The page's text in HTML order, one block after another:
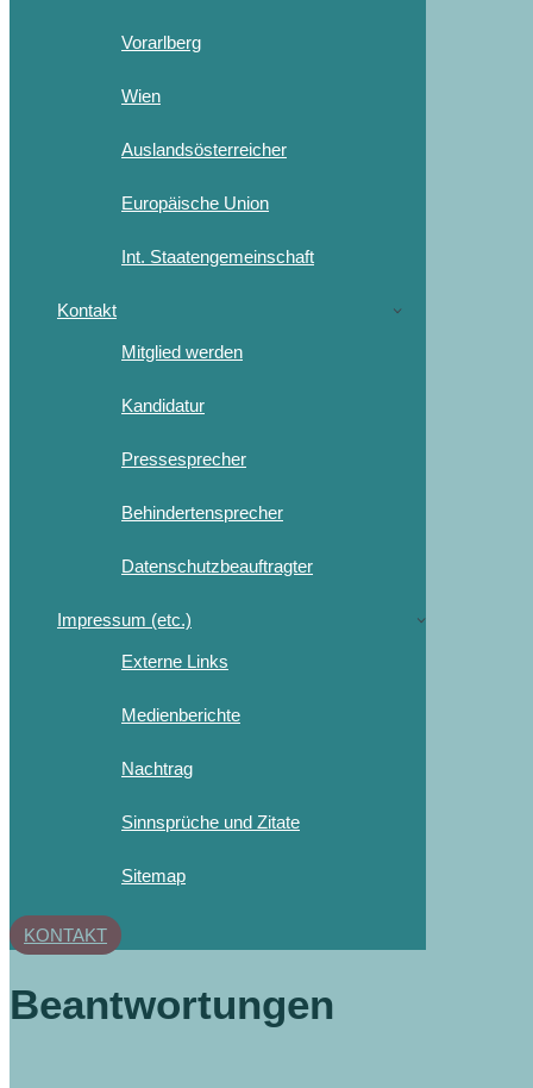
Vorarlberg
Wien
Auslandsösterreicher
Europäische Union
Int. Staatengemeinschaft
Kontakt
Mitglied werden
Kandidatur
Pressesprecher
Behindertensprecher
Datenschutzbeauftragter
Impressum (etc.)
Externe Links
Medienberichte
Nachtrag
Sinnsprüche und Zitate
Sitemap
KONTAKT
Beantwortungen